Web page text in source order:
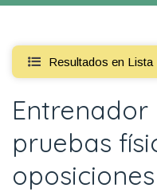
Resultados en Lista
Entrenador
pruebas